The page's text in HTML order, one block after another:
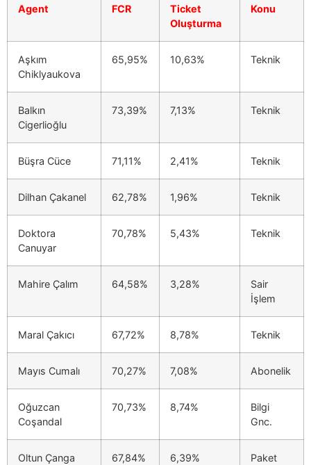
Agent FCR
Ticket
Oluşturma
Konu
Aşkım
Chiklyaukova
65,95% 10,63% Teknik
Balkın
Cigerlioğlu
73,39% 7,13% Teknik
Büşra Cüce 71,11% 2,41% Teknik
Dilhan Çakanel 62,78% 1,96% Teknik
Doktora
Canuyar
70,78% 5,43% Teknik
Mahire Çalım 64,58% 3,28%
Sair
İşlem
Maral Çakıcı 67,72% 8,78% Teknik
Mayıs Cumalı 70,27% 7,08% Abonelik
Oğuzcan
Coşandal
70,73% 8,74%
Bilgi
Gnc.
Oltun Çanga 67,84% 6,39%
Paket